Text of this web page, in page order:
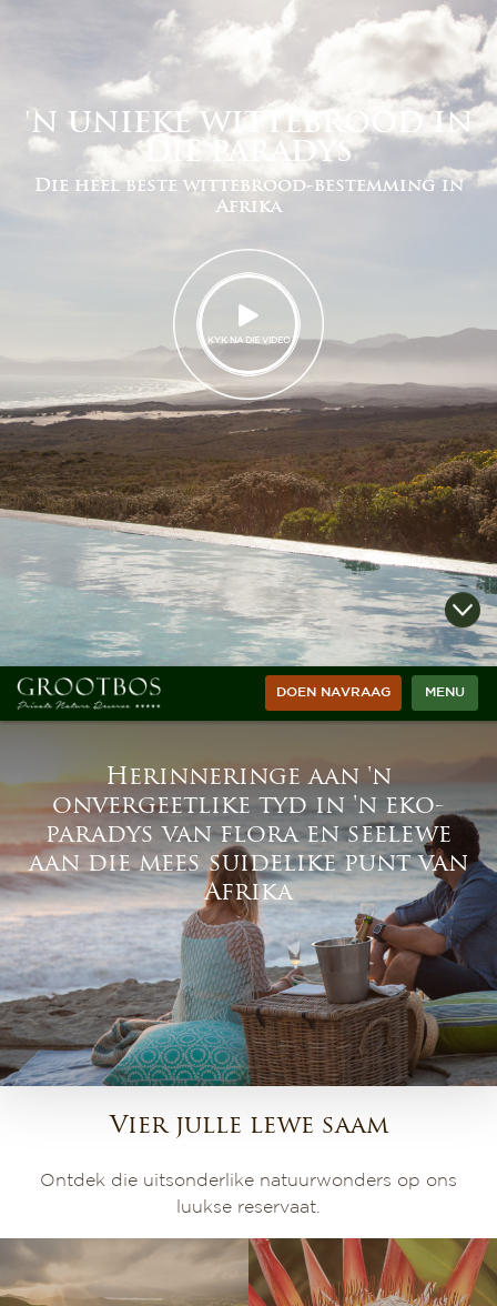
'N UNIEKE WITTEBROOD IN
DIE PARADYS
Die heel beste wittebrood-bestemming in
Afrika
KYK NA DIE VIDEO
DOEN NAVRAAG MENU
Herinneringe aan 'n
onvergeetlike tyd in 'n eko-
paradys van flora en seelewe
aan die mees suidelike punt van
Afrika
Vier julle lewe saam
Ontdek die uitsonderlike natuurwonders op ons
luukse reservaat.